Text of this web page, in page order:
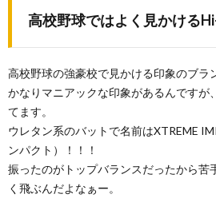
高校野球ではよく見かける
高校野球の強豪校で見かける印象のブラ
かなりマニアックな印象があるんですが
てます。
ウレタン系のバットで名前はXTREME
ンパクト）！！！
振ったのがトップバランスだったから苦
く飛ぶんだよなぁー。